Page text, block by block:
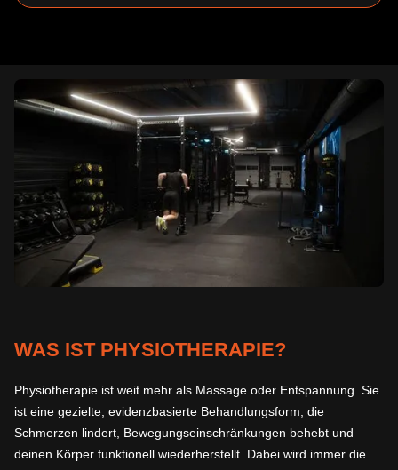
WAS IST PHYSIOTHERAPIE?
Physiotherapie ist weit mehr als Massage oder Entspannung. Sie
ist eine gezielte, evidenzbasierte Behandlungsform, die
Schmerzen lindert, Bewegungseinschränkungen behebt und
deinen Körper funktionell wiederherstellt. Dabei wird immer die